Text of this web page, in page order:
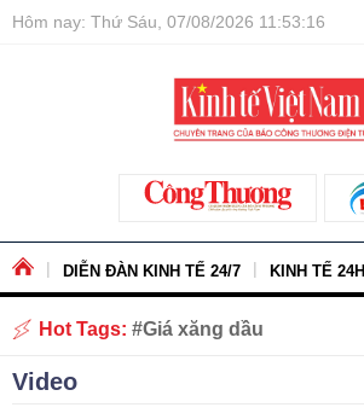
Hôm nay: Thứ Sáu, 07/08/2026 11:53:17
DIỄN ĐÀN KINH TẾ 24/7 KINH TẾ 24H
Hot Tags: Giá xăng dầu
Video